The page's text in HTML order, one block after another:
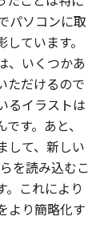
パソコンに取
ています。
、いくつかあ
ただけるので
るイラストは
す。あと、
して、新しい
を読み込むこ
。これにより
より簡略化す